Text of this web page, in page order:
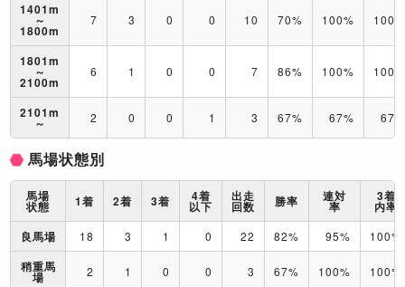
1401m
～
1800m
7 3 0 0 10 70% 100%
1801m
～
2100m
6 1 0 0 7 86% 100%
2101m
～ 2 0 0 1 3 67% 67%
馬場状態別
馬場
状態 1着 2着 3着 4着
以下
出走
回数 勝率 連対
率
3着
内率
良馬場
18 3 1 0 22 82% 95% 100%
稍重馬
場 2 1 0 0 3 67% 100% 100%